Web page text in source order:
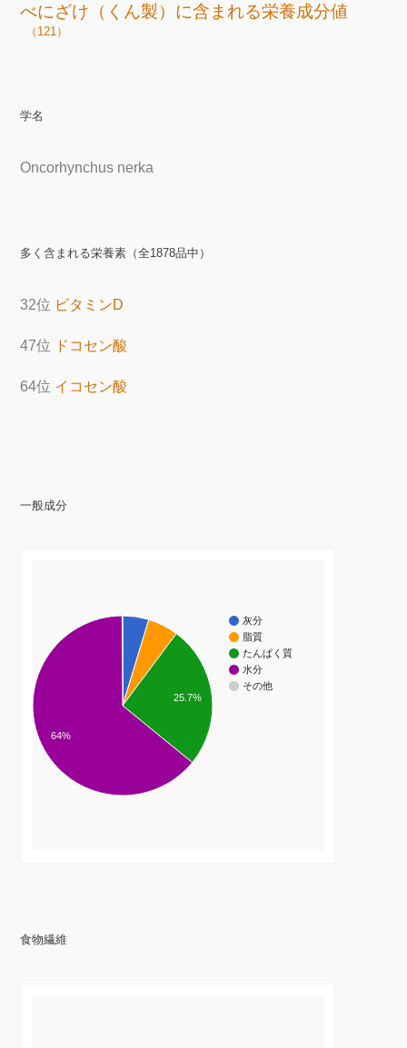
べにざけ（くん製）に含まれる栄養成分値
（121）
学名
Oncorhynchus nerka
多く含まれる栄養素（全1878品中）
32位 ビタミンD
47位 ドコセン酸
64位 イコセン酸
一般成分
灰分
脂質
たんぱく質
水分
その他
25.7%
64%
食物繊維